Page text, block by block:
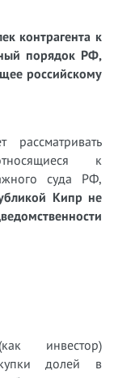
контрагента к
порядок РФ,
российскому
к
суда РФ,
Кипр не
инвестор)
долей в